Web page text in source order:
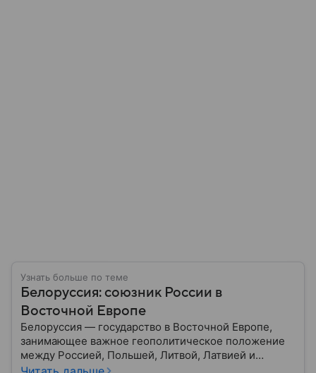
Узнать больше по теме
Белоруссия: союзник России в
Восточной Европе
Белоруссия — государство в Восточной Европе,
занимающее важное геополитическое положение
между Россией, Польшей, Литвой, Латвией и
Украиной. Несмотря на свою небольшую